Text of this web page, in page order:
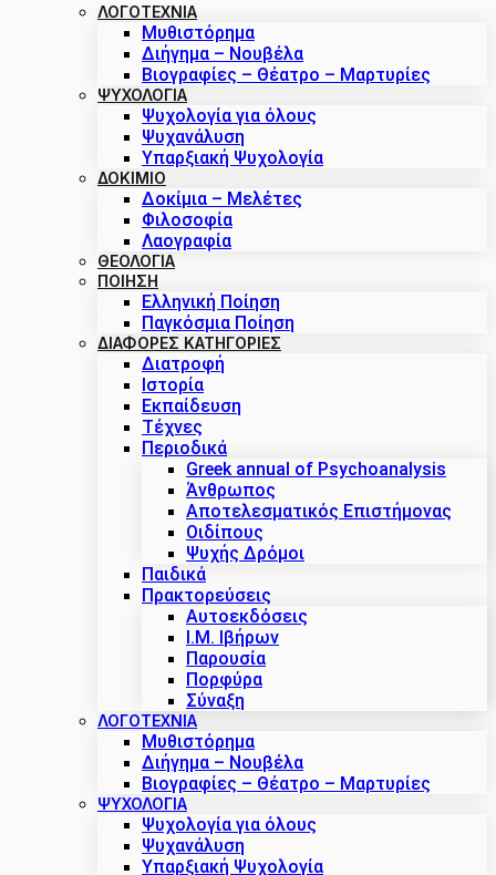
ΛΟΓΟΤΕΧΝΙΑ
Μυθιστόρημα
Διήγημα – Νουβέλα
Βιογραφίες – Θέατρο – Μαρτυρίες
ΨΥΧΟΛΟΓΙΑ
Ψυχολογία για όλους
Ψυχανάλυση
Υπαρξιακή Ψυχολογία
ΔΟΚΊΜΙΟ
Δοκίμια – Μελέτες
Φιλοσοφία
Λαογραφία
ΘΕΟΛΟΓΙΑ
ΠΟΙΗΣΗ
Ελληνική Ποίηση
Παγκόσμια Ποίηση
ΔΙΑΦΟΡΕΣ ΚΑΤΗΓΟΡΙΕΣ
Διατροφή
Ιστορία
Εκπαίδευση
Τέχνες
Περιοδικά
Greek annual of Psychoanalysis
Άνθρωπος
Αποτελεσματικός Επιστήμονας
Οιδίπους
Ψυχής Δρόμοι
Παιδικά
Πρακτoρεύσεις
Αυτοεκδόσεις
Ι.Μ. Ιβήρων
Παρουσία
Πορφύρα
Σύναξη
ΛΟΓΟΤΕΧΝΙΑ
Μυθιστόρημα
Διήγημα – Νουβέλα
Βιογραφίες – Θέατρο – Μαρτυρίες
ΨΥΧΟΛΟΓΙΑ
Ψυχολογία για όλους
Ψυχανάλυση
Υπαρξιακή Ψυχολογία